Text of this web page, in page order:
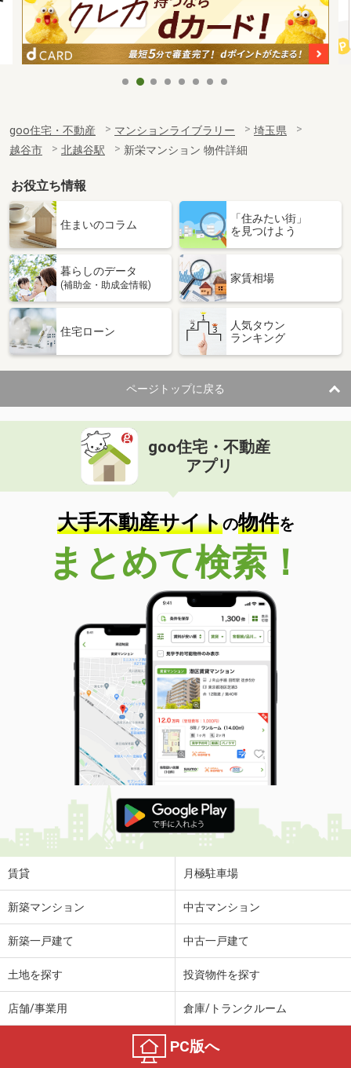
goo住宅・不動産 マンションライブラリー
埼玉県
越谷市
北越谷駅 新栄マンション 物件詳細
お役立ち情報
住まいのコラム
「住みたい街」
を見つけよう
暮らしのデータ
(補助金・助成金情報)
家賃相場
住宅ローン
人気タウン
ランキング
ページトップに戻る
goo住宅・不動産
アプリ
大手不動産サイトの物件を
まとめて検索！
賃貸 月極駐車場
新築マンション 中古マンション
新築一戸建て 中古一戸建て
土地を探す 投資物件を探す
店舗/事業用 倉庫/トランクルーム
PC版へ